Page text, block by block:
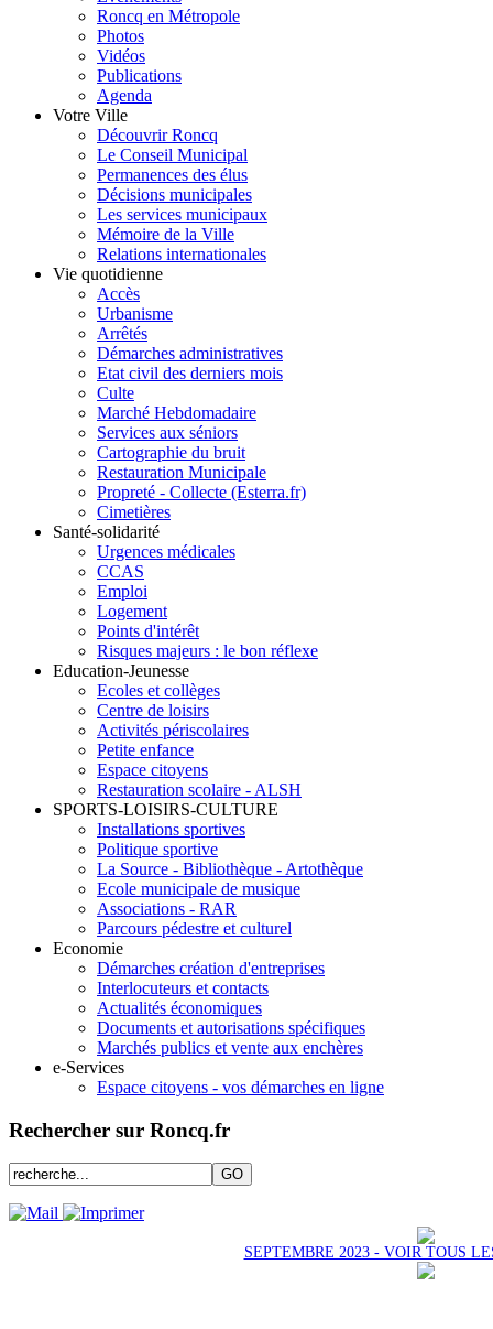
Roncq en Métropole
Photos
Vidéos
Publications
Agenda
Votre Ville
Découvrir Roncq
Le Conseil Municipal
Permanences des élus
Décisions municipales
Les services municipaux
Mémoire de la Ville
Relations internationales
Vie quotidienne
Accès
Urbanisme
Arrêtés
Démarches administratives
Etat civil des derniers mois
Culte
Marché Hebdomadaire
Services aux séniors
Cartographie du bruit
Restauration Municipale
Propreté - Collecte (Esterra.fr)
Cimetières
Santé-solidarité
Urgences médicales
CCAS
Emploi
Logement
Points d'intérêt
Risques majeurs : le bon réflexe
Education-Jeunesse
Ecoles et collèges
Centre de loisirs
Activités périscolaires
Petite enfance
Espace citoyens
Restauration scolaire - ALSH
SPORTS-LOISIRS-CULTURE
Installations sportives
Politique sportive
La Source - Bibliothèque - Artothèque
Ecole municipale de musique
Associations - RAR
Parcours pédestre et culturel
Economie
Démarches création d'entreprises
Interlocuteurs et contacts
Actualités économiques
Documents et autorisations spécifiques
Marchés publics et vente aux enchères
e-Services
Espace citoyens - vos démarches en ligne
Rechercher sur Roncq.fr
SEPTEMBRE 2023 - VOIR TOUS